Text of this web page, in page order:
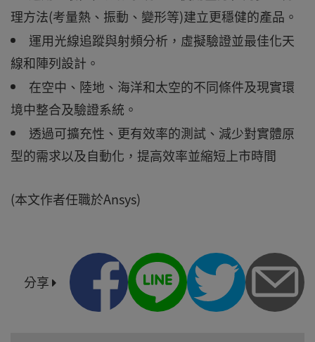
理方法(考量熱、振動、變形等)建立更穩健的產品。
運用光線追蹤與射頻分析，虛擬驗證並最佳化天
線和陣列設計。
在空中、陸地、海洋和太空的不同條件及現實環
境中整合及驗證系統。
透過可擴充性、更有效率的測試、減少對實體原
型的需求以及自動化，提高效率並縮短上市時間
(本文作者任職於Ansys)
分享